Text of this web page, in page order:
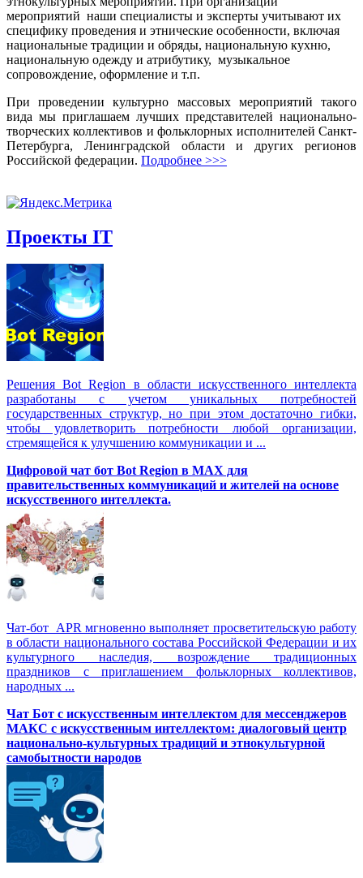
мероприятий наши специалисты и эксперты учитывают их
специфику проведения и этнические особенности, включая
национальные традиции и обряды, национальную кухню,
национальную одежду и атрибутику, музыкальное
сопровождение, оформление и т.п.
При проведении культурно массовых мероприятий такого
вида мы приглашаем лучших представителей национально-
творческих коллективов и фольклорных исполнителей Санкт-
Петербурга, Ленинградской области и других регионов
Российской федерации. Подробнее >>>
Проекты IT
Решения Вot Region в области искусственного интеллекта
разработаны с учетом уникальных потребностей
государственных структур, но при этом достаточно гибки,
чтобы удовлетворить потребности любой организации,
стремящейся к улучшению коммуникации и ...
Цифровой чат бот Вot Region в MAX для
правительственных коммуникаций и жителей на основе
искусственного интеллекта.
Чат-бот APR мгновенно выполняет просветительскую работу
в области национального состава Российской Федерации и их
культурного наследия, возрождение традиционных
праздников с приглашением фольклорных коллективов,
народных ...
Чат Бот с искусственным интеллектом для мессенджеров
МАКС с искусственным интеллектом: диалоговый центр
национально-культурных традиций и этнокультурной
самобытности народов